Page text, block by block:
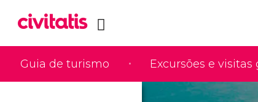
Guia de turismo Excursões e visitas